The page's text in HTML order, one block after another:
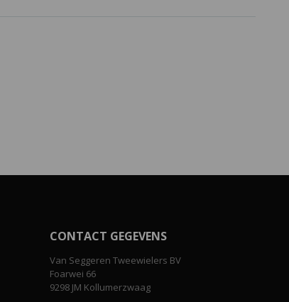
CONTACT GEGEVENS
Van Seggeren Tweewielers BV
Foarwei 66
9298 JM Kollumerzwaag